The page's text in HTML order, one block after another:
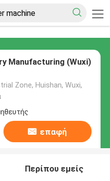
Manufacturing (Wuxi)
Zone, Huishan, Wuxi,
επαφή
Περίπου εμείς